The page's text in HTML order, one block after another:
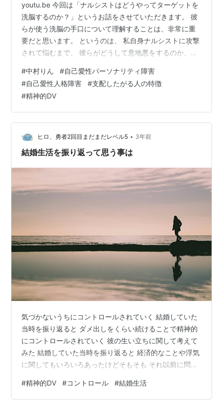
youtu.be 今回は「ナルシストはどうやってターゲットを
洗脳するのか？」というお話をさせていただきます。 彼
らが使う洗脳の手口について理解することは、非常に重
要だと思います。 というのは、 私自身ナルシストに攻撃
されて悩むまで、 彼らがどうして意地悪をするのか、彼
では教えてくれない、人を傷つける人たちの心の中にあ
るものや、心理学では「ダーク心理学」と呼ばれる人間
の裏の部分などを学ぶことは大切だと思います。 本題に
入る前に一点お知らせです！ 先日、私の最新の電子書籍
『心理ゲームに勝つための10の鍵 ナルシストとの付き合
い方』がついに発売開始…
#中村りん #自己愛性パーソナリティ障害
#自己愛性人格障害 #支配したがる人の特徴
#精神的DV
ヒロ、勇者2回目まだまだレベル5 • 3年前
結婚生活を振り返って思う事は
気づかないうちにコントロールされていく 結婚していた
当時を振り返ると ダメ出しをくらい続けることで精神的
にコントロールされていく 彼の生い立ちに関して考えて
みた 結婚していた当時を振り返ると 経済的なことや浮気
に関してもいろいろあったけどそもそも それ以前に問題
だったこともあるけど初めのうちは それでもコミュニケ
#精神的DV #コントロール #結婚生活